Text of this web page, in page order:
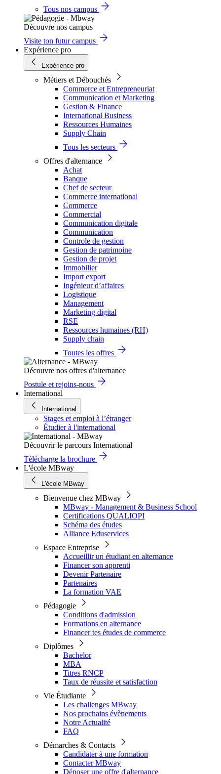
Tous nos campus
Découvre nos campus
Visite ton futur campus
Expérience pro
Expérience pro
Métiers et Débouchés
Commerce et Entrepreneuriat
Communication et Marketing
Gestion & Finance
International Business
Ressources Humaines
Supply Chain
Tous les secteurs
Offres d'alternance
Achat
Banque
Chef de secteur
Commerce international
Commerce
Commercial
Communication digitale
Communication
Controle de gestion
Gestion de patrimoine
Gestion de projet
Immobilier
Import export
Ingénieur d’affaires
Logistique
Management
Marketing digital
RSE
Ressources humaines (RH)
Supply chain
Toutes les offres
Découvre nos offres d'alternance
Postule et rejoins-nous
International
International
Stages et emploi à l’étranger
Étudier à l'international
Découvrir le parcours International
Télécharge la brochure
L'école MBway
L'école MBway
Bienvenue chez MBway
MBway - Management & Business School
Certifications QUALIOPI
Schéma des études
Alliance Eduservices
Espace Entreprise
Accueillir un étudiant en alternance
Financer son apprenti
Devenir Partenaire
Partenaires
La formation VAE
Pédagogie
Conditions d'admission
Formations en alternance
Financer tes études de commerce
Diplômes
Bachelor
MBA
Titres RNCP
Taux de réussite et satisfaction
Vie Étudiante
Les challenges MBway
Nos prochains évènements
Notre Actualité
FAQ
Démarches & Contacts
Candidater à une formation
Contacter MBway
Déposer une offre d'alternance